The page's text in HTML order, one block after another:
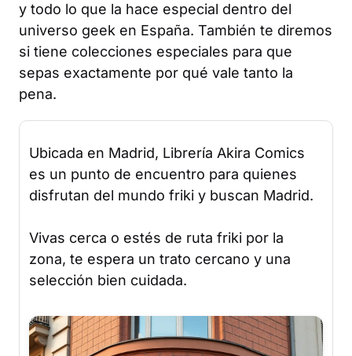
y todo lo que la hace especial dentro del
universo geek en España. También te diremos
si tiene colecciones especiales para que
sepas exactamente por qué vale tanto la
pena.
Ubicada en Madrid, Librería Akira Comics
es un punto de encuentro para quienes
disfrutan del mundo friki y buscan Madrid.
Vivas cerca o estés de ruta friki por la
zona, te espera un trato cercano y una
selección bien cuidada.